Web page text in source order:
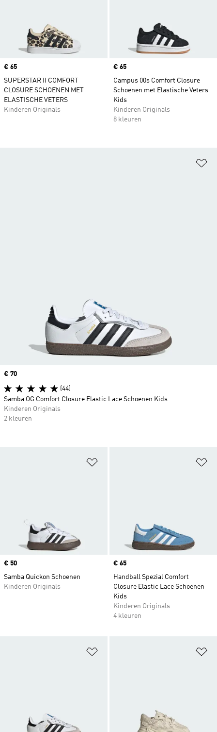
Price
€ 65
SUPERSTAR II COMFORT
CLOSURE SCHOENEN MET
ELASTISCHE VETERS
Kinderen Originals
Price
€ 65
Campus 00s Comfort Closure
Schoenen met Elastische Veters
Kids
Kinderen Originals
8 kleuren
Price
€ 50
Samba Quickon Schoenen
Kinderen Originals
Price
€ 65
Handball Spezial Comfort
Closure Elastic Lace Schoenen
Kids
Kinderen Originals
4 kleuren
Price
€ 70
(44)
Samba OG Comfort Closure Elastic Lace Schoenen Kids
Kinderen Originals
2 kleuren